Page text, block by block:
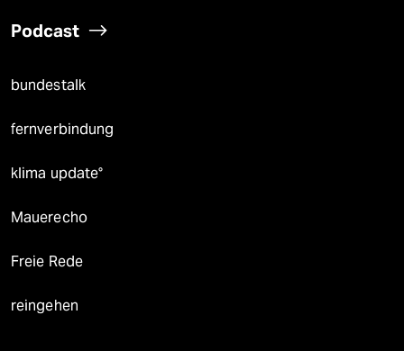
Podcast
bundestalk
fernverbindung
klima update°
Mauerecho
Freie Rede
reingehen